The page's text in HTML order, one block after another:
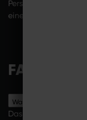
Personalaufwand,
eine moderne
FAQ
Was ist das SYMBIONT
Das SYMBIONT